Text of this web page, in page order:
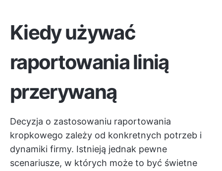
Kiedy używać
raportowania linią
przerywaną
Decyzja o zastosowaniu raportowania
kropkowego zależy od konkretnych potrzeb i
dynamiki firmy. Istnieją jednak pewne
scenariusze, w których może to być świetne